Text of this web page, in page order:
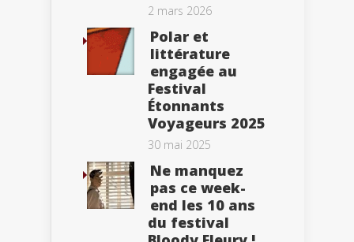
2 mars 2026
Polar et
littérature
engagée au
Festival
Étonnants
Voyageurs 2025
30 mai 2025
Ne manquez
pas ce week-
end les 10 ans
du festival